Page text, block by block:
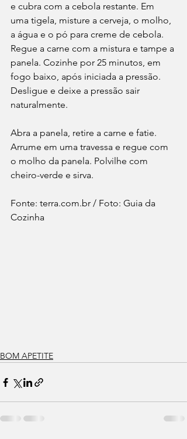
e cubra com a cebola restante. Em
uma tigela, misture a cerveja, o molho,
a água e o pó para creme de cebola.
Regue a carne com a mistura e tampe a
panela. Cozinhe por 25 minutos, em
fogo baixo, após iniciada a pressão.
Desligue e deixe a pressão sair
naturalmente.
Abra a panela, retire a carne e fatie.
Arrume em uma travessa e regue com
o molho da panela. Polvilhe com
cheiro-verde e sirva.
Fonte: terra.com.br / Foto: Guia da
Cozinha
BOM APETITE